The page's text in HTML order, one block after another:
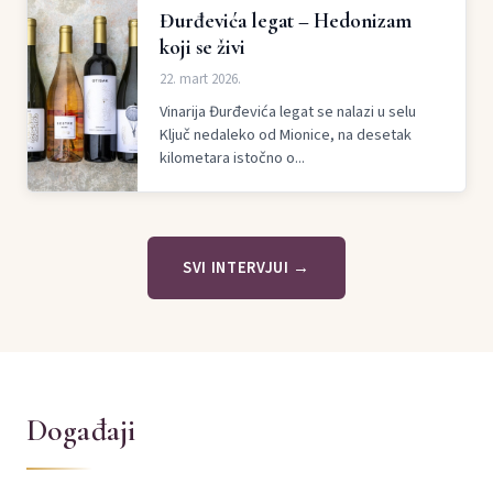
Đurđevića legat – Hedonizam
koji se živi
22. mart 2026.
Vinarija Đurđevića legat se nalazi u selu
Ključ nedaleko od Mionice, na desetak
kilometara istočno o...
SVI INTERVJUI →
Događaji